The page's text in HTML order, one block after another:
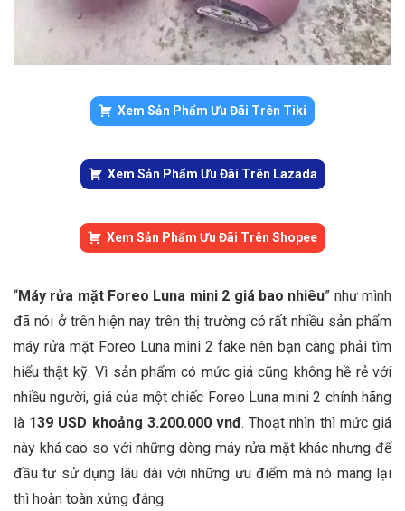
Xem Sản Phẩm Ưu Đãi Trên Tiki
Xem Sản Phẩm Ưu Đãi Trên Lazada
Xem Sản Phẩm Ưu Đãi Trên Shopee
“Máy rửa mặt Foreo Luna mini 2 giá bao nhiêu” như mình
đã nói ở trên hiện nay trên thị trường có rất nhiều sản phẩm
máy rửa mặt Foreo Luna mini 2 fake nên bạn càng phải tìm
hiểu thật kỹ. Vì sản phẩm có mức giá cũng không hề rẻ với
nhiều người, giá của một chiếc Foreo Luna mini 2 chính hãng
là 139 USD khoảng 3.200.000 vnđ. Thoạt nhìn thì mức giá
này khá cao so với những dòng máy rửa mặt khác nhưng để
đầu tư sử dụng lâu dài với những ưu điểm mà nó mang lại
thì hoàn toàn xứng đáng.